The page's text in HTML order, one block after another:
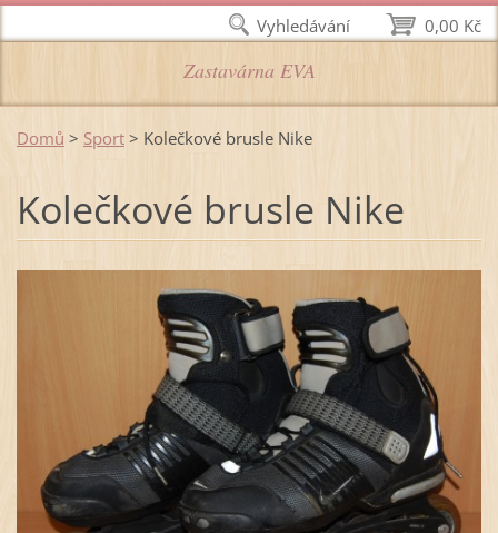
Zastavárna EVA
Domů > Sport > Kolečkové brusle Nike
Kolečkové brusle Nike
0,00 Kč
Vyhledávání